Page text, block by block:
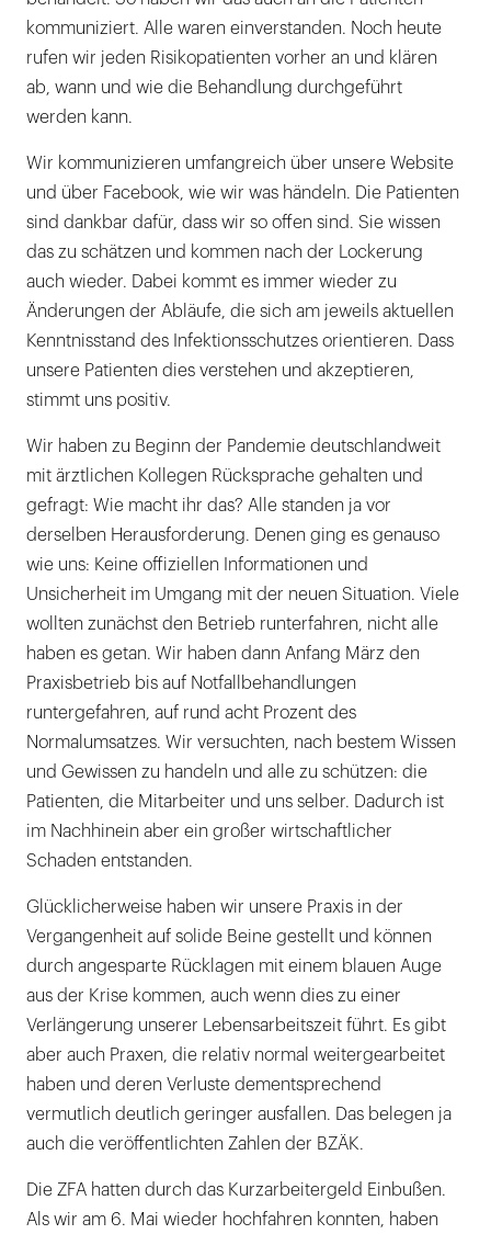
kommuniziert. Alle waren einverstanden. Noch heute
rufen wir jeden Risikopatienten vorher an und klären
ab, wann und wie die Behandlung durchgeführt
werden kann.
Wir kommunizieren umfangreich über unsere Website
und über Facebook, wie wir was händeln. Die Patienten
sind dankbar dafür, dass wir so offen sind. Sie wissen
das zu schätzen und kommen nach der Lockerung
auch wieder. Dabei kommt es immer wieder zu
Änderungen der Abläufe, die sich am jeweils aktuellen
Kenntnisstand des Infektionsschutzes orientieren. Dass
unsere Patienten dies verstehen und akzeptieren,
stimmt uns positiv.
Wir haben zu Beginn der Pandemie deutschlandweit
mit ärztlichen Kollegen Rücksprache gehalten und
gefragt: Wie macht ihr das? Alle standen ja vor
derselben Herausforderung. Denen ging es genauso
wie uns: Keine offiziellen Informationen und
Unsicherheit im Umgang mit der neuen Situation. Viele
wollten zunächst den Betrieb runterfahren, nicht alle
haben es getan. Wir haben dann Anfang März den
Praxisbetrieb bis auf Notfallbehandlungen
runtergefahren, auf rund acht Prozent des
Normalumsatzes. Wir versuchten, nach bestem Wissen
und Gewissen zu handeln und alle zu schützen: die
Patienten, die Mitarbeiter und uns selber. Dadurch ist
im Nachhinein aber ein großer wirtschaftlicher
Schaden entstanden.
Glücklicherweise haben wir unsere Praxis in der
Vergangenheit auf solide Beine gestellt und können
durch angesparte Rücklagen mit einem blauen Auge
aus der Krise kommen, auch wenn dies zu einer
Verlängerung unserer Lebensarbeitszeit führt. Es gibt
aber auch Praxen, die relativ normal weitergearbeitet
haben und deren Verluste dementsprechend
vermutlich deutlich geringer ausfallen. Das belegen ja
auch die veröffentlichten Zahlen der BZÄK.
Die ZFA hatten durch das Kurzarbeitergeld Einbußen.
Als wir am 6. Mai wieder hochfahren konnten, haben